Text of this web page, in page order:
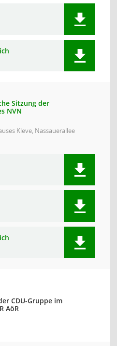
Sitzung der
NVN
Kleve, Nassauerallee
CDU-Gruppe im
AöR